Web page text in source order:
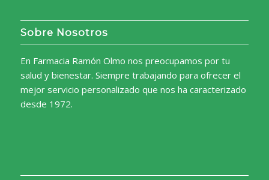
Sobre Nosotros
En Farmacia Ramón Olmo nos preocupamos por tu
salud y bienestar. Siempre trabajando para ofrecer el
mejor servicio personalizado que nos ha caracterizado
desde 1972.